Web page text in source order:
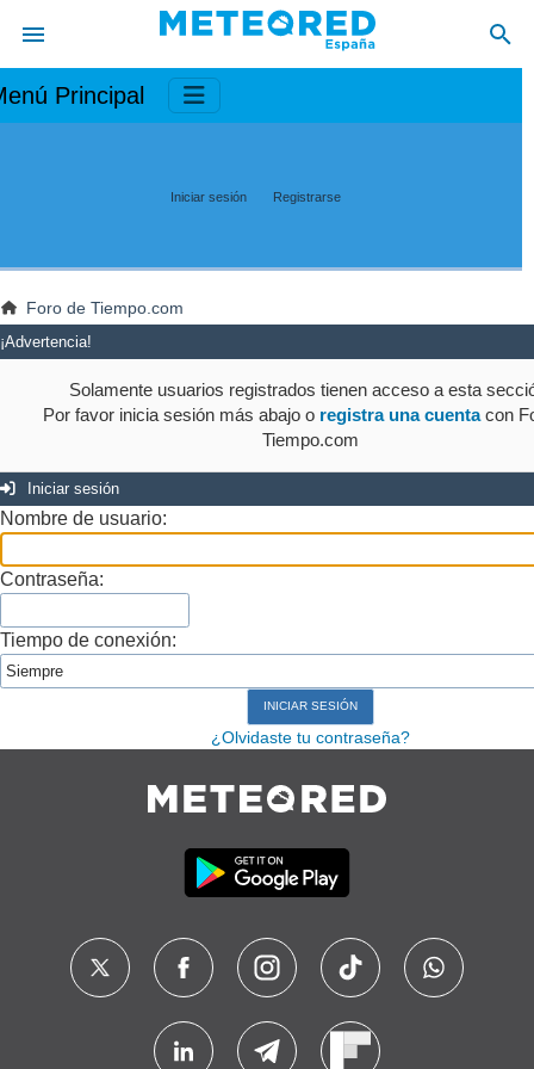
Principal
Iniciar sesión Registrarse
Foro de Tiempo.com
¡Advertencia!
Solamente usuarios registrados tienen acceso a esta
Por favor inicia sesión más abajo o registra una cuentacon
Tiempo.com
Iniciar sesión
Nombre de usuario:
Contraseña:
Tiempo de conexión:
¿Olvidaste tu contraseña?